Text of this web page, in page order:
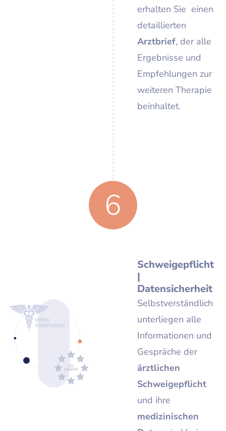
erhalten Sie einen
detaillierten
Arztbrief, der alle
Ergebnisse und
Empfehlungen zur
weiteren Therapie
beinhaltet.
6
Schweigepflicht
|
Datensicherheit
Selbstverständlich
unterliegen alle
Informationen und
Gespräche der
ärztlichen
Schweigepflicht
und ihre
medizinischen